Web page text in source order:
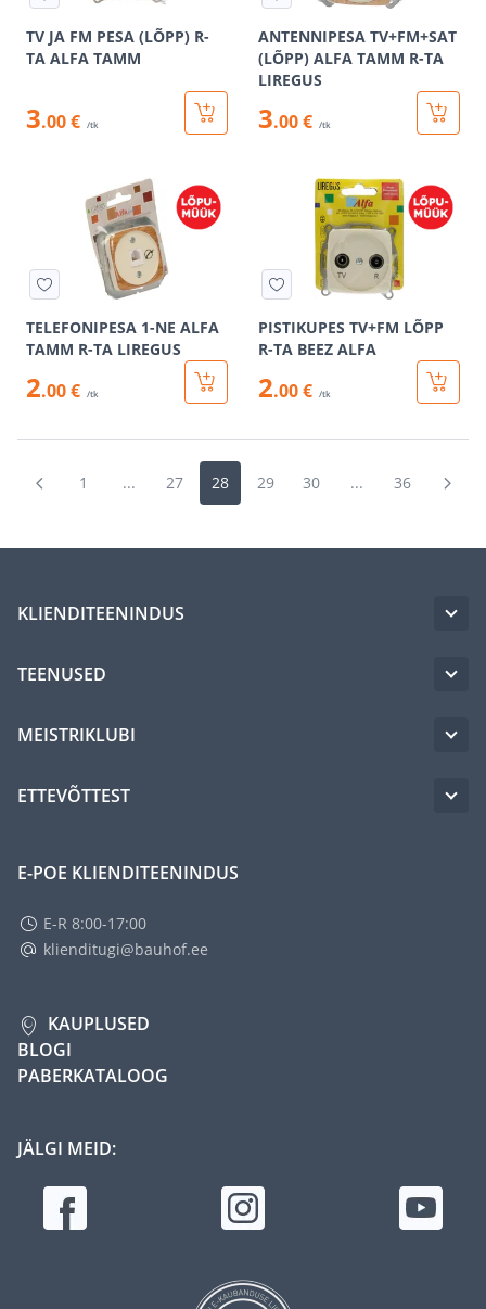
TV JA FM PESA (LÕPP) R-
TA ALFA TAMM
3.00 € /tk
ANTENNIPESA TV+FM+SAT
(LÕPP) ALFA TAMM R-TA
LIREGUS
3.00 € /tk
TELEFONIPESA 1-NE ALFA
TAMM R-TA LIREGUS
2.00 € /tk
PISTIKUPES TV+FM LÕPP
R-TA BEEZ ALFA
2.00 € /tk
1 ... 27 28 29 30 ... 36
KLIENDITEENINDUS
TEENUSED
MEISTRIKLUBI
ETTEVÕTTEST
E-POE KLIENDITEENINDUS
E-R 8:00-17:00
klienditugi@bauhof.ee
KAUPLUSED
BLOGI
PABERKATALOOG
JÄLGI MEID: